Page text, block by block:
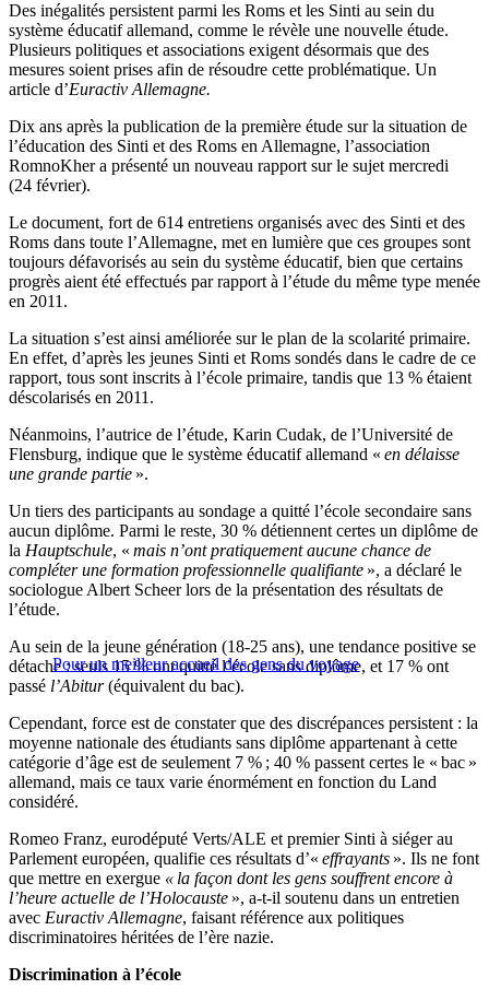
Des inégalités persistent parmi les Roms et les Sinti au sein du
système éducatif allemand, comme le révèle une nouvelle étude.
Plusieurs politiques et associations exigent désormais que des
mesures soient prises afin de résoudre cette problématique. Un
article d’Euractiv Allemagne.
Dix ans après la publication de la première étude sur la situation de
l’éducation des Sinti et des Roms en Allemagne, l’association
RomnoKher a présenté un nouveau rapport sur le sujet mercredi
(24 février).
Le document, fort de 614 entretiens organisés avec des Sinti et des
Roms dans toute l’Allemagne, met en lumière que ces groupes sont
toujours défavorisés au sein du système éducatif, bien que certains
progrès aient été effectués par rapport à l’étude du même type menée
en 2011.
La situation s’est ainsi améliorée sur le plan de la scolarité primaire.
En effet, d’après les jeunes Sinti et Roms sondés dans le cadre de ce
rapport, tous sont inscrits à l’école primaire, tandis que 13 % étaient
déscolarisés en 2011.
Néanmoins, l’autrice de l’étude, Karin Cudak, de l’Université de
Flensburg, indique que le système éducatif allemand « en délaisse
une grande partie ».
Un tiers des participants au sondage a quitté l’école secondaire sans
aucun diplôme. Parmi le reste, 30 % détiennent certes un diplôme de
la Hauptschule, « mais n’ont pratiquement aucune chance de
compléter une formation professionnelle qualifiante », a déclaré le
sociologue Albert Scheer lors de la présentation des résultats de
l’étude.
Pour un meilleur accueil des gens du voyage
Au sein de la jeune génération (18-25 ans), une tendance positive se
détache : seuls 15 % ont quitté l’école sans diplôme, et 17 % ont
passé l’Abitur(équivalent du bac).
Cependant, force est de constater que des discrépances persistent : la
moyenne nationale des étudiants sans diplôme appartenant à cette
catégorie d’âge est de seulement 7 % ; 40 % passent certes le « bac »
allemand, mais ce taux varie énormément en fonction du Land
considéré.
Romeo Franz, eurodéputé Verts/ALE et premier Sinti à siéger au
Parlement européen, qualifie ces résultats d’« effrayants ». Ils ne font
que mettre en exergue « la façon dont les gens souffrent encore à
l’heure actuelle de l’Holocauste », a-t-il soutenu dans un entretien
avec Euractiv Allemagne, faisant référence aux politiques
discriminatoires héritées de l’ère nazie.
Discrimination à l’école